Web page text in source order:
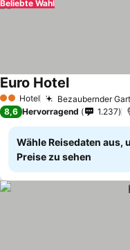
Beliebte Wahl
2 Sterne
Hotel Bezaubernder
Euro Hotel
8,6 Hervorragend 1.237
Wähle Reisedaten aus,
Preise zu sehen